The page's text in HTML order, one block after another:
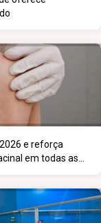
e reforça
em todas as